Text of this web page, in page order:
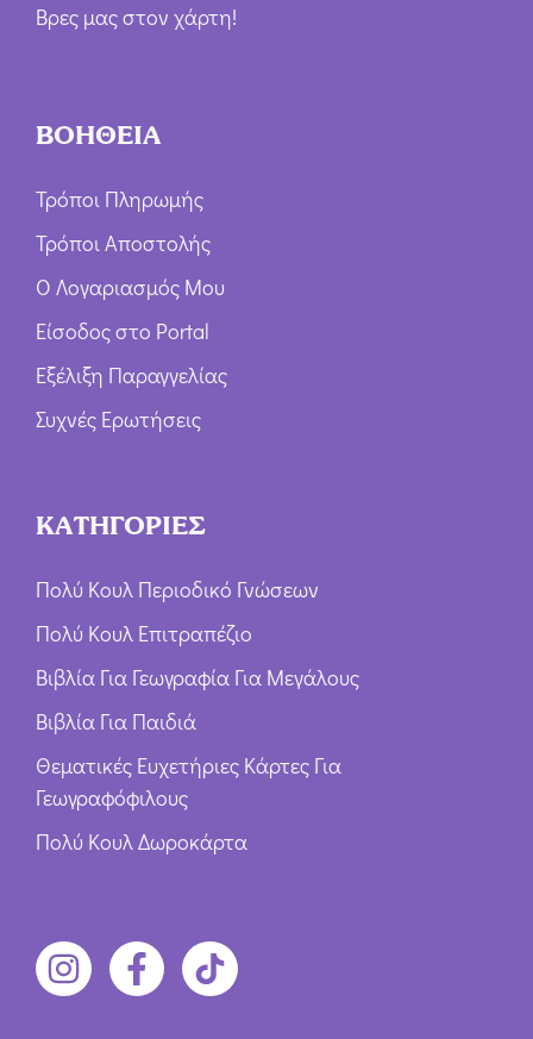
Βρες μας στον χάρτη!
ΒΟΗΘΕΙΑ
Τρόποι Πληρωμής
Τρόποι Αποστολής
Ο Λογαριασμός Μου
Είσοδος στο Portal
Εξέλιξη Παραγγελίας
Συχνές Ερωτήσεις
ΚΑΤΗΓΟΡΙΕΣ
Πολύ Κουλ Περιοδικό Γνώσεων
Πολύ Κουλ Επιτραπέζιο
Βιβλία Για Γεωγραφία Για Μεγάλους
Βιβλία Για Παιδιά
Θεματικές Ευχετήριες Κάρτες Για
Γεωγραφόφιλους
Πολύ Κουλ Δωροκάρτα